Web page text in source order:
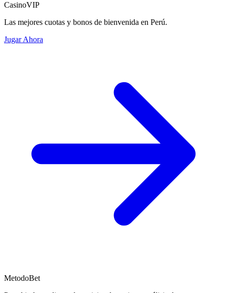
CasinoVIP
Las mejores cuotas y bonos de bienvenida en Perú.
Jugar Ahora
MetodoBet